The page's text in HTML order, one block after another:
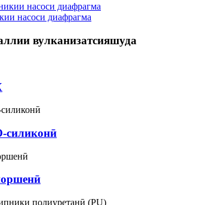
насоси диафрагма
вулканизатсияшуда
силиконӣ